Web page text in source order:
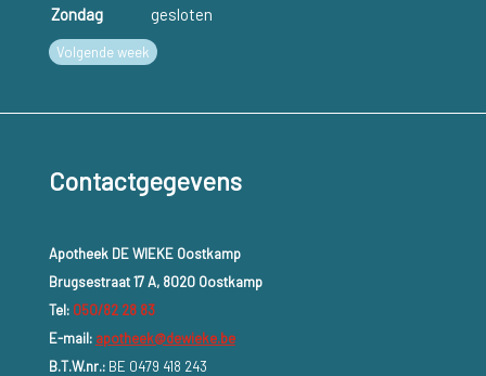
Zondag
gesloten
Volgende week
Contactgegevens
Apotheek DE WIEKE Oostkamp
Brugsestraat 17 A, 8020 Oostkamp
Tel: 050/82 28 83
E-mail: apotheek@dewieke.be
B.T.W.nr.:BE 0479 418 243